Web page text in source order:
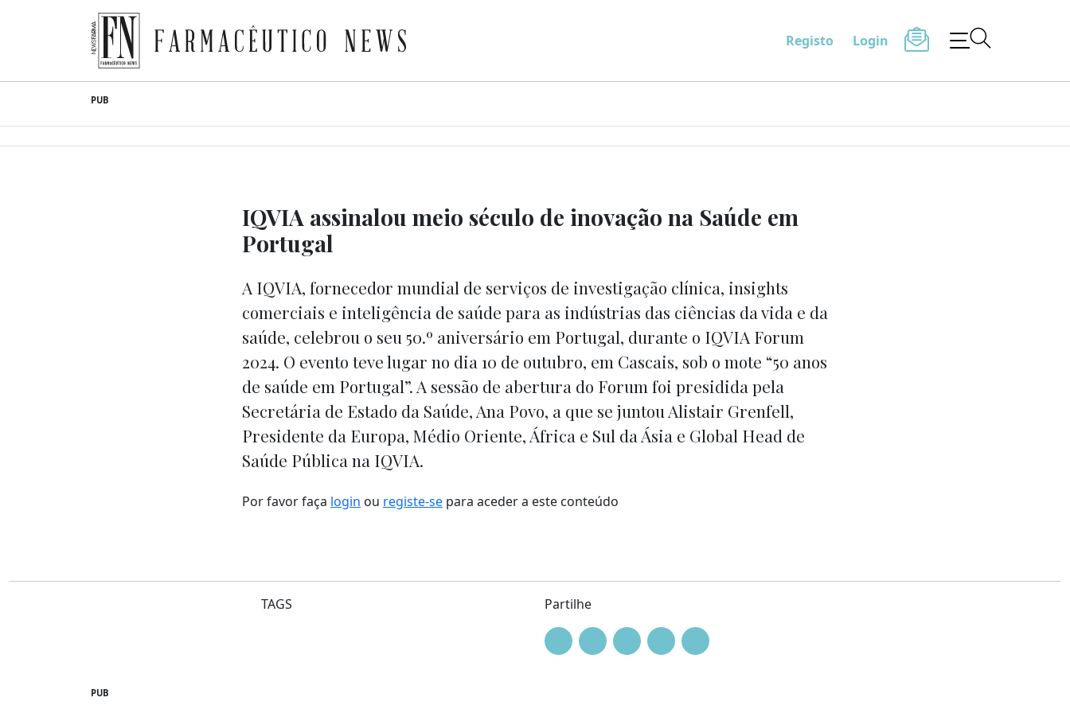
content
Farmacêutico News Registo Login
PUB
IQVIA assinalou meio século de inovação na Saúde em
Portugal
A IQVIA, fornecedor mundial de serviços de investigação clínica, insights
comerciais e inteligência de saúde para as indústrias das ciências da vida e da
saúde, celebrou o seu 50.º aniversário em Portugal, durante o IQVIA Forum
2024. O evento teve lugar no dia 10 de outubro, em Cascais, sob o mote “50 anos
de saúde em Portugal”. A sessão de abertura do Forum foi presidida pela
Secretária de Estado da Saúde, Ana Povo, a que se juntou Alistair Grenfell,
Presidente da Europa, Médio Oriente, África e Sul da Ásia e Global Head de
Saúde Pública na IQVIA.
Por favor faça login ou registe-se para aceder a este conteúdo
TAGS Partilhe
PUB